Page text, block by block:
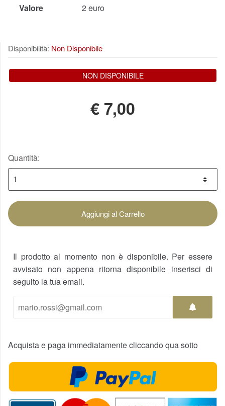
Valore 2 euro
Disponibilità: Non Disponibile
NON DISPONIBILE
€ 7,00
Quantità:
Aggiungi al Carrello
Il prodotto al momento non è disponibile. Per essere
avvisato non appena ritorna disponibile inserisci di
seguito la tua email.
Acquista e paga immediatamente cliccando qua sotto